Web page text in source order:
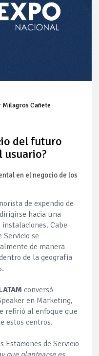
al día por
prueba las inversiones de
el mercado internacional
Milagros Cañete
del futuro
usuario?
en el negocio de los
de expendio de
hacia una
Cabe
Servicio se
de manera
de la geografía
conversó
en Marketing,
refirió al enfoque que
estos centros.
Estaciones de Servicio